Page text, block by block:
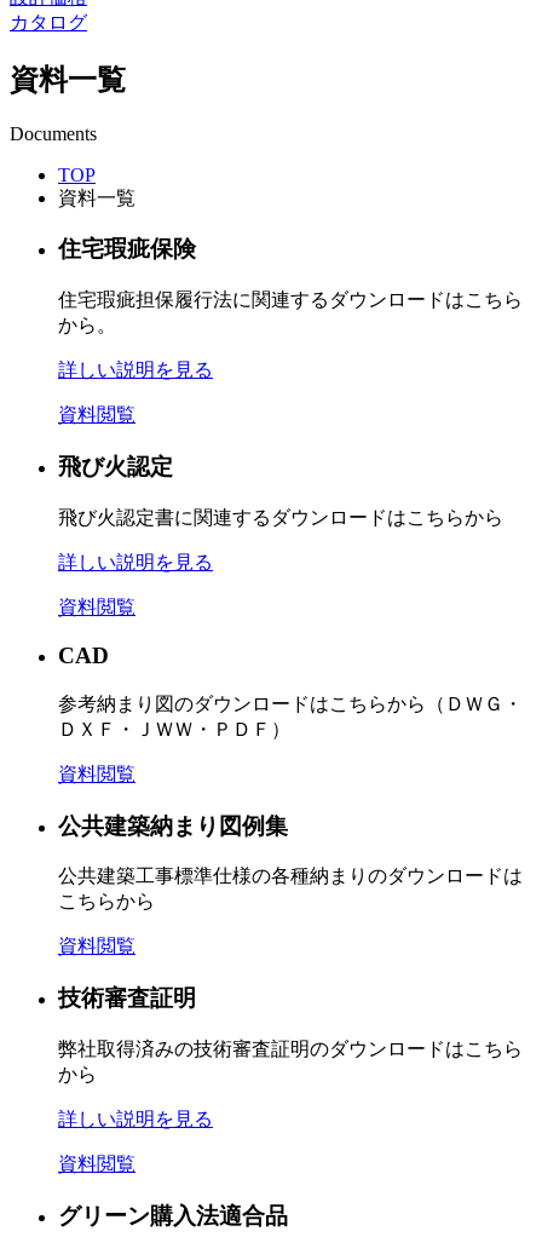
カタログ
資料一覧
Documents
TOP
資料一覧
住宅瑕疵保険
住宅瑕疵担保履行法に関連するダウンロードはこちら
から。
詳しい説明を見る
資料閲覧
飛び火認定
飛び火認定書に関連するダウンロードはこちらから
詳しい説明を見る
資料閲覧
CAD
参考納まり図のダウンロードはこちらから（ＤＷＧ・
ＤＸＦ・ＪＷＷ・ＰＤＦ）
資料閲覧
公共建築納まり図例集
公共建築工事標準仕様の各種納まりのダウンロードは
こちらから
資料閲覧
技術審査証明
弊社取得済みの技術審査証明のダウンロードはこちら
から
詳しい説明を見る
資料閲覧
グリーン購入法適合品